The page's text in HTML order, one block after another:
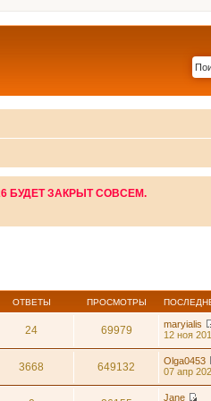
БУДЕТ ЗАКРЫТ СОВСЕМ.
ОТВЕТЫ ПРОСМОТРЫ
24 69979
maryialis
12 ноя
3668 649132
Olga0453
07 апр
Jane